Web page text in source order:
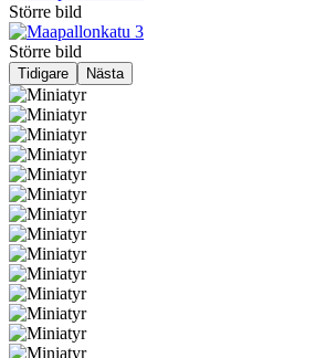
Större bild
Större bild
Tidigare Nästa